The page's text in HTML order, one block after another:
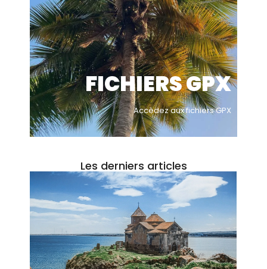
FICHIERS GPX
Accèdez aux fichiers GPX
Les derniers articles